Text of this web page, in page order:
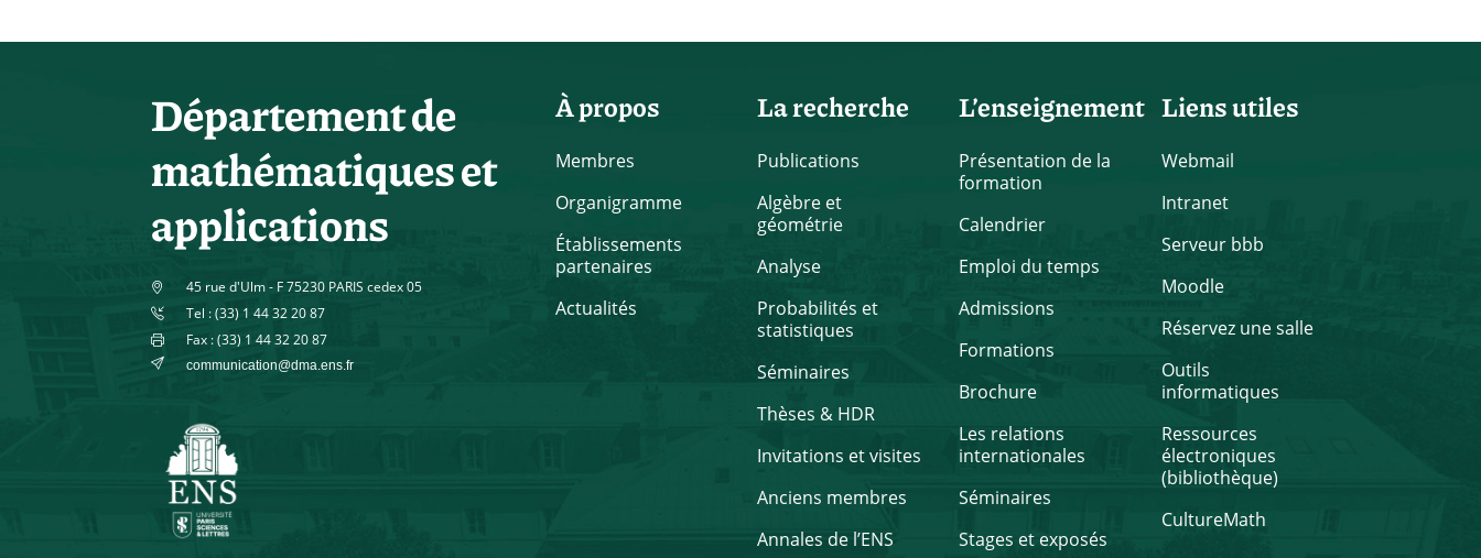
Département de
mathématiques et
applications
45 rue d'Ulm - F 75230 PARIS cedex 05
Tel : (33) 1 44 32 20 87
Fax : (33) 1 44 32 20 87
communication@dma.ens.fr
À propos
Membres
Organigramme
Établissements
partenaires
Actualités
La recherche
Publications
Algèbre et
géométrie
Analyse
Probabilités et
statistiques
Séminaires
Thèses & HDR
Invitations et visites
Anciens membres
Annales de l’ENS
L’enseignement
Présentation de la
formation
Calendrier
Emploi du temps
Admissions
Formations
Brochure
Les relations
internationales
Séminaires
Stages et exposés
Liens utiles
Webmail
Intranet
Serveur bbb
Moodle
Réservez une salle
Outils
informatiques
Ressources
électroniques
(bibliothèque)
CultureMath